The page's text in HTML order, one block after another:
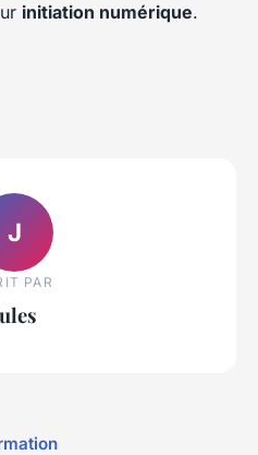
initiation numérique.
J
PAR